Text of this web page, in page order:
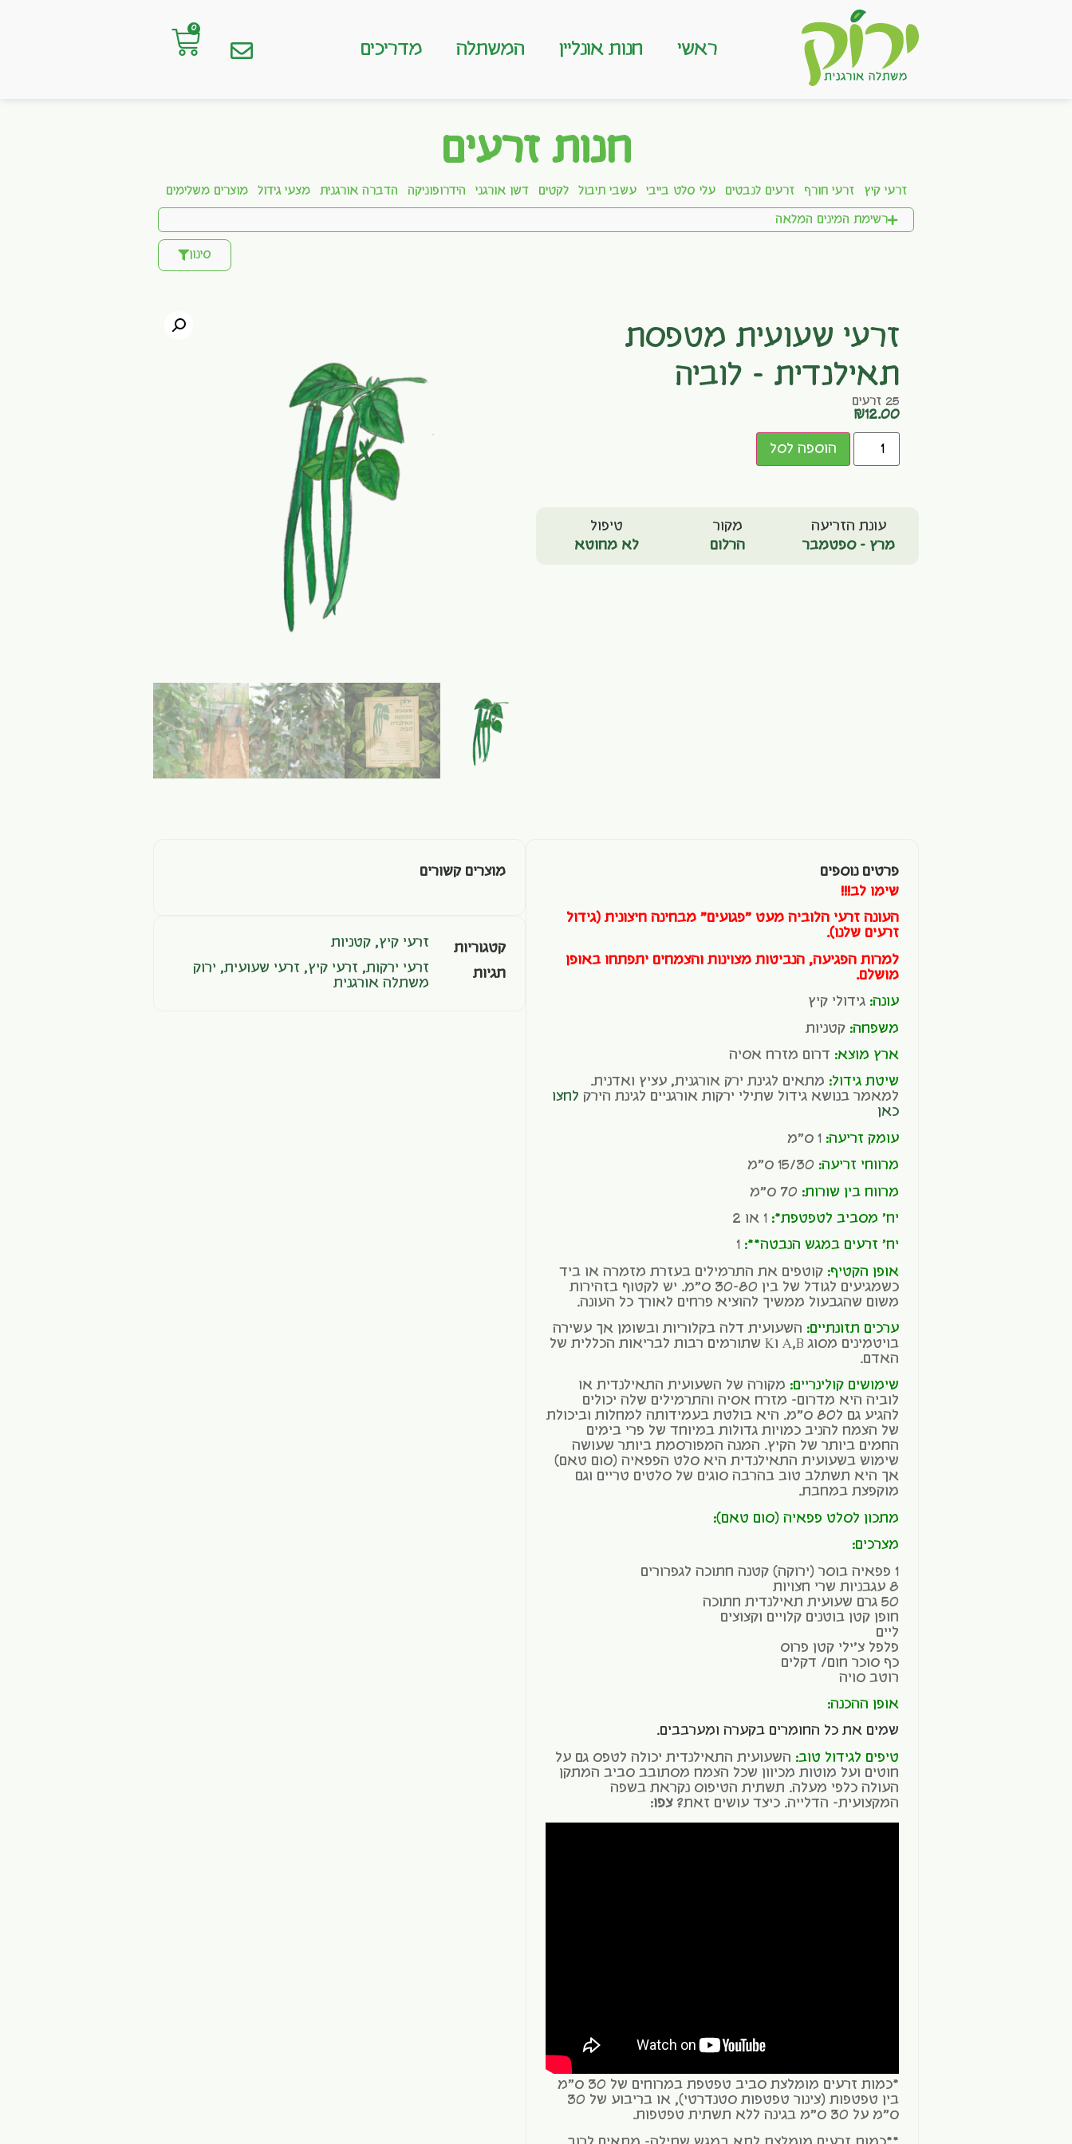
ראשי חנות אונליין המשתלה מדריכים
0
חנות זרעים
זרעי קיץ זרעי חורף זרעים לנבטים עלי סלט בייבי עשבי תיבול לקטים דשן אורגני הידרופוניקה הדברה אורגנית מצעי גידול מוצרים משלימים
רשימת המינים המלאה
סינון
זרעי שעועית מטפסת
תאילנדית – לוביה
25 זרעים
₪12.00
הוספה לסל
עונת הזריעה
מרץ - ספטמבר
מקור
הרלום
טיפול
לא מחוטא
פרטים נוספים
שימו לב!!!
העונה זרעי הלוביה מעט "פגועים" מבחינה חיצונית (גידול
זרעים שלנו).
למרות הפגיעה, הנביטות מצוינות והצמחים יתפתחו באופן
מושלם.
עונה: גידולי קיץ
משפחה: קטניות
ארץ מוצא: דרום מזרח אסיה
שיטת גידול: מתאים לגינת ירק אורגנית, עציץ ואדנית.
למאמר בנושא גידול שתילי ירקות אורגניים לגינת הירק לחצו
כאן
עומק זריעה:
מרווחי זריעה:
מרווח בין שורות:
יח' מסביב לטפטפת*: 1 או 2
יח' זרעים במגש הנבטה**:
אופן הקטיף: קוטפים את התרמילים בעזרת מזמרה או ביד
כשמגיעים לגודל של בין 30-80 ס"מ. יש לקטוף בזהירות
משום שהגבעול ממשיך להוציא פרחים לאורך כל העונה.
ערכים תזונתיים: השעועית דלה בקלוריות ובשומן אך עשירה
בויטמינים מסוג A,B וK שתורמים רבות לבריאות הכללית של
האדם.
שימושים קולינריים: מקורה של השעועית התאילנדית או
לוביה היא מדרום- מזרח אסיה והתרמילים שלה יכולים
להגיע גם ל80 ס"מ. היא בולטת בעמידותה למחלות וביכולת
של הצמח להניב כמויות גדולות במיוחד של פרי בימים
החמים ביותר של הקיץ. המנה המפורסמת ביותר שעושה
שימוש בשעועית התאילנדית היא סלט הפפאיה (סום טאם)
אך היא תשתלב טוב בהרבה סוגים של סלטים טריים וגם
מוקפצת במחבת.
מתכון לסלט פפאיה (סום טאם):
מצרכים:
1 פפאיה בוסר (ירוקה) קטנה חתוכה לגפרורים
8 עגבניות שרי חצויות
50 גרם שעועית תאילנדית חתוכה
חופן קטן בוטנים קלויים וקצוצים
ליים
פלפל צ'ילי קטן פרוס
כף סוכר חום/ דקלים
רוטב סויה
אופן ההכנה:
שמים את כל החומרים בקערה ומערבבים.
טיפים לגידול טוב: השעועית התאילנדית יכולה לטפס גם על
חוטים ועל מוטות מכיוון שכל הצמח מסתובב סביב המתקן
העולה כלפי מעלה. תשתית הטיפוס נקראת בשפה
המקצועית- הדלייה. כיצד עושים זאת?צפו:
*כמות זרעים מומלצת סביב טפטפת במרוחים של 30 ס"מ
בין טפטפות (צינור טפטפות סטנדרטי), או בריבוע של 30
ס"מ על 30 ס"מ בגינה ללא תשתית טפטפות.
מוצרים קשורים
קטגוריות זרעי קיץ,קטניות
תגיות זרעי ירקות, זרעי קיץ, זרעי שעועית, ירוק
משתלה אורגנית